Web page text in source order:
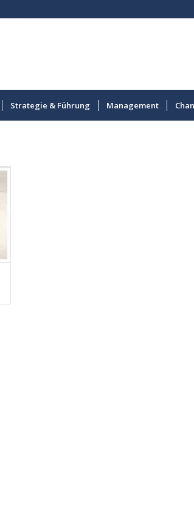
Strategie & Führung Management